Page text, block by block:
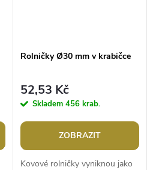
Rolničky Ø30 mm v krabičce
52,53 Kč
Skladem 456 krab.
ZOBRAZIT
Kovové rolničky vyniknou jako